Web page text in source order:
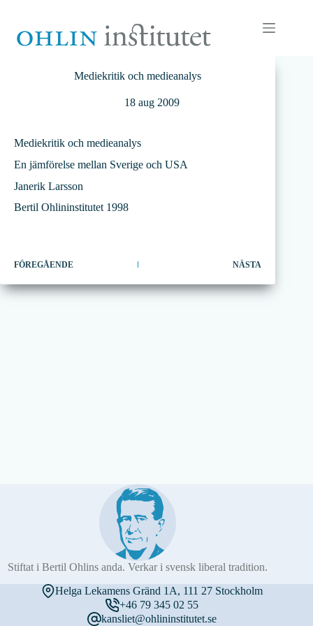
innehåll
Mediekritik och medieanalys
18 aug 2009
Mediekritik och medieanalys
En jämförelse mellan Sverige och USA
Janerik Larsson
Bertil Ohlininstitutet 1998
FÖREGÅENDE NÄSTA
Stiftat i Bertil Ohlins anda. Verkar i svensk liberal tradition.
Helga Lekamens Gränd 1A, 111 27 Stockholm
+46 79 345 02 55
kansliet@ohlininstitutet.se